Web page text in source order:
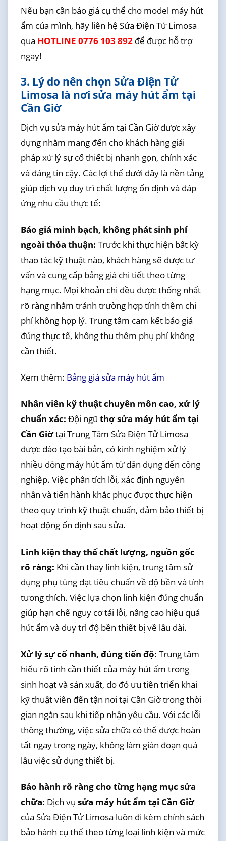
Nếu bạn cần báo giá cụ thể cho model máy hút
ẩm của mình, hãy liên hệ Sửa Điện Tử Limosa
qua HOTLINE 0776 103 892để được hỗ trợ
ngay!
3. Lý do nên chọn Sửa Điện Tử
Limosa là nơi sửa máy hút ẩm tại
Cần Giờ
Dịch vụ sửa máy hút ẩm tại Cần Giờ được xây
dựng nhằm mang đến cho khách hàng giải
pháp xử lý sự cố thiết bị nhanh gọn, chính xác
và đáng tin cậy. Các lợi thế dưới đây là nền tảng
giúp dịch vụ duy trì chất lượng ổn định và đáp
ứng nhu cầu thực tế:
Báo giá minh bạch, không phát sinh phí
ngoài thỏa thuận: Trước khi thực hiện bất kỳ
thao tác kỹ thuật nào, khách hàng sẽ được tư
vấn và cung cấp bảng giá chi tiết theo từng
hạng mục. Mọi khoản chi đều được thống nhất
rõ ràng nhằm tránh trường hợp tính thêm chi
phí không hợp lý. Trung tâm cam kết báo giá
đúng thực tế, không thu thêm phụ phí không
cần thiết.
Xem thêm: Bảng giá sửa máy hút ẩm
Nhân viên kỹ thuật chuyên môn cao, xử lý
chuẩn xác: Đội ngũ thợ sửa máy hút ẩm tại
Cần Giờtại Trung Tâm Sửa Điện Tử Limosa
được đào tạo bài bản, có kinh nghiệm xử lý
nhiều dòng máy hút ẩm từ dân dụng đến công
nghiệp. Việc phân tích lỗi, xác định nguyên
nhân và tiến hành khắc phục được thực hiện
theo quy trình kỹ thuật chuẩn, đảm bảo thiết bị
hoạt động ổn định sau sửa.
Linh kiện thay thế chất lượng, nguồn gốc
rõ ràng: Khi cần thay linh kiện, trung tâm sử
dụng phụ tùng đạt tiêu chuẩn về độ bền và tính
tương thích. Việc lựa chọn linh kiện đúng chuẩn
giúp hạn chế nguy cơ tái lỗi, nâng cao hiệu quả
hút ẩm và duy trì độ bền thiết bị về lâu dài.
Xử lý sự cố nhanh, đúng tiến độ: Trung tâm
hiểu rõ tính cần thiết của máy hút ẩm trong
sinh hoạt và sản xuất, do đó ưu tiên triển khai
kỹ thuật viên đến tận nơi tại Cần Giờ trong thời
gian ngắn sau khi tiếp nhận yêu cầu. Với các lỗi
thông thường, việc sửa chữa có thể được hoàn
tất ngay trong ngày, không làm gián đoạn quá
lâu việc sử dụng thiết bị.
Bảo hành rõ ràng cho từng hạng mục sửa
chữa: Dịch vụ sửa máy hút ẩm tại Cần Giờ
của Sửa Điện Tử Limosa luôn đi kèm chính sách
bảo hành cụ thể theo từng loại linh kiện và mức